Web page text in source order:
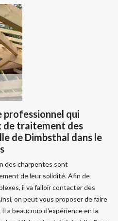
professionnel qui
traitement des
de Dimbsthal dans le
des charpentes sont
de leur solidité. Afin de
il va falloir contacter des
on peut vous proposer de faire
a beaucoup d'expérience en la